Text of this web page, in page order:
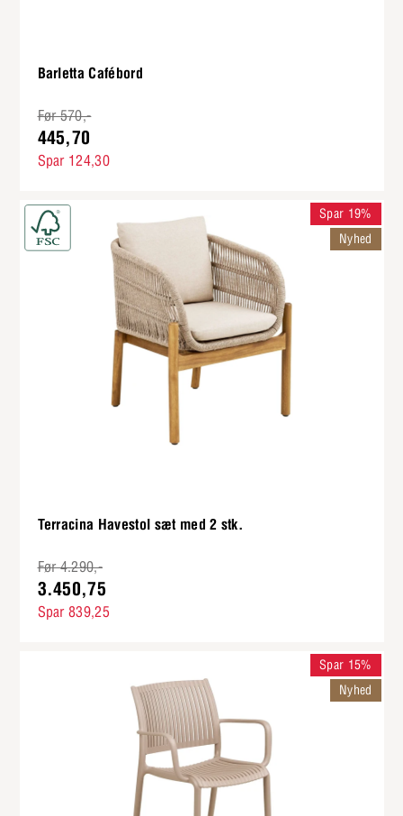
Barletta Cafébord
Før 570,-
445,70
Spar 124,30
Terracina Havestol sæt med 2 stk.
Spar 19%
Nyhed
Før 4.290,-
3.450,75
Spar 839,25
Spar 15%
Nyhed